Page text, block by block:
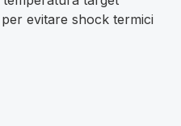
evitare shock termici